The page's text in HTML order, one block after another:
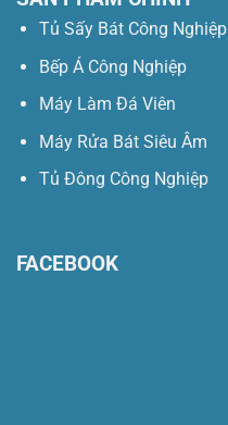
Tủ Sấy Bát Công Nghiệp
Bếp Á Công Nghiệp
Máy Làm Đá Viên
Máy Rửa Bát Siêu Âm
Tủ Đông Công Nghiệp
FACEBOOK